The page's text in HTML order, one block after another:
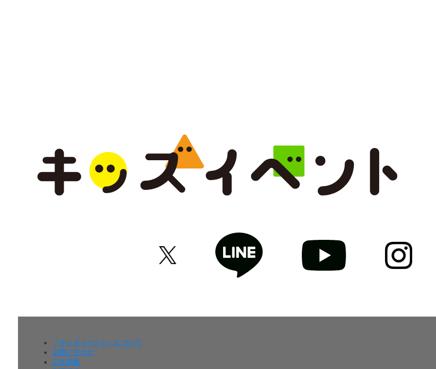
『キッズイベント』について
お問い合わせ
広告掲載